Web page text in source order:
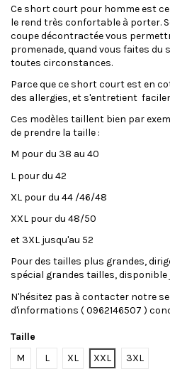
Ce short court pour homme est
le rend très confortable à porter.
coupe décontractée vous
promenade, quand vous faites du
toutes circonstances.
Parce que ce short court est en
des allergies, et s'entretient
Ces modèles taillent bien par
de prendre la taille :
M pour du 38 au 40
L pour du 42
XL pour du 44 /46/48
XXL pour du 48/50
et 3XL jusqu'au 52
Pour des tailles plus grandes,
spécial grandes tailles, disponible
N'hésitez pas à contacter notre
d'informations ( 0962146507 )
Taille
M
L XL XXL 3XL